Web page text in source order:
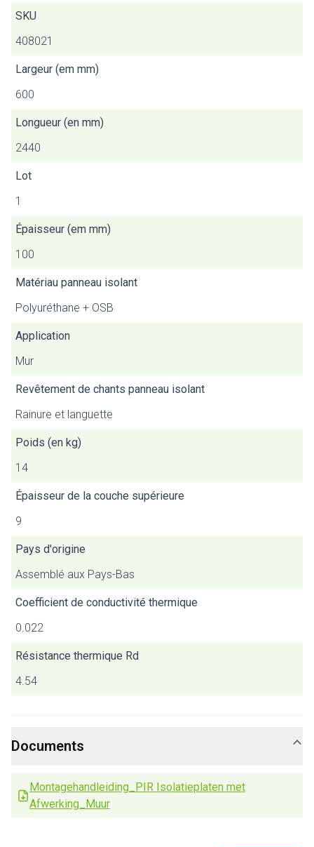
SKU
408021
Largeur (em mm)
600
Longueur (en mm)
2440
Lot
1
Épaisseur (em mm)
100
Matériau panneau isolant
Polyuréthane + OSB
Application
Mur
Revêtement de chants panneau isolant
Rainure et languette
Poids (en kg)
14
Épaisseur de la couche supérieure
9
Pays d'origine
Assemblé aux Pays-Bas
Coefficient de conductivité thermique
0.022
Résistance thermique Rd
4.54
Documents
Montagehandleiding_PIR Isolatieplaten met
Afwerking_Muur